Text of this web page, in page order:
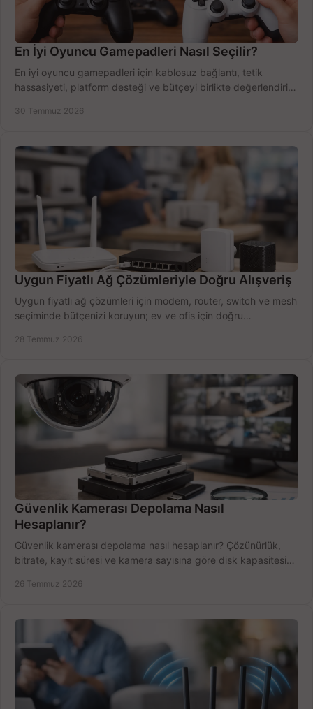
En İyi Oyuncu Gamepadleri Nasıl Seçilir?
En iyi oyuncu gamepadleri için kablosuz bağlantı, tetik
hassasiyeti, platform desteği ve bütçeyi birlikte değerlendirin;
30 Temmuz 2026
Uygun Fiyatlı Ağ Çözümleriyle Doğru Alışveriş
Uygun fiyatlı ağ çözümleri için modem, router, switch ve mesh
seçiminde bütçenizi koruyun; ev ve ofis için doğru
28 Temmuz 2026
Güvenlik Kamerası Depolama Nasıl
Hesaplanır?
Güvenlik kamerası depolama nasıl hesaplanır? Çözünürlük,
bitrate, kayıt süresi ve kamera sayısına göre disk kapasitesini
26 Temmuz 2026